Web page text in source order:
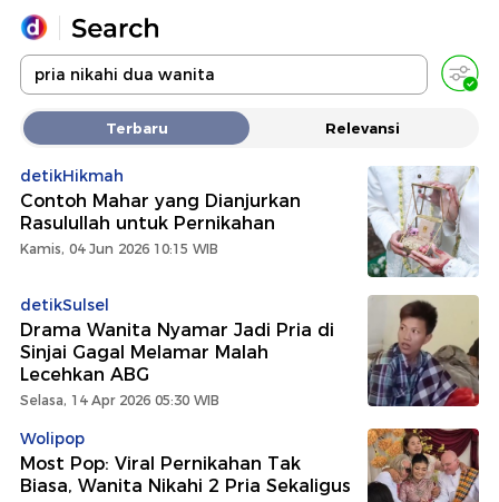
Yang sedang ramai dicari
Loading...
Promoted
Terbaru Relevansi
detikHikmah
Contoh Mahar yang Dianjurkan
Rasulullah untuk Pernikahan
Kamis, 04 Jun 2026 10:15 WIB
detikSulsel
Drama Wanita Nyamar Jadi Pria di
Sinjai Gagal Melamar Malah
Lecehkan ABG
Selasa, 14 Apr 2026 05:30 WIB
Wolipop
Most Pop: Viral Pernikahan Tak
Biasa, Wanita Nikahi 2 Pria Sekaligus